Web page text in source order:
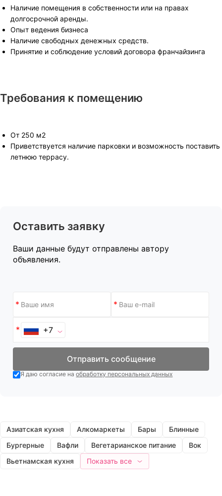
Наличие помещения в собственности или на правах
долгосрочной аренды.
Опыт ведения бизнеса
Наличие свободных денежных средств.
Принятие и соблюдение условий договора франчайзинга
Требования к помещению
От 250 м2
Приветствуется наличие парковки и возможность поставить
летнюю террасу.
Оставить заявку
Ваши данные будут отправлены автору
объявления.
+7
Отправить сообщение
Я даю согласие наобработку персональных данных
Азиатская кухня Алкомаркеты Бары
Блинные
Бургерные
Вафли Вегетарианское питание
Вок
Вьетнамская кухня
Показать все